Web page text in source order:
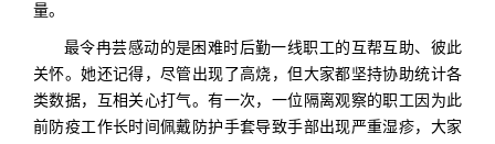
量。
最令冉芸感动的是困难时后勤一线职工的互帮互助、彼此
关怀。她还记得，尽管出现了高烧，但大家都坚持协助统计各
类数据，互相关心打气。有一次，一位隔离观察的职工因为此
前防疫工作长时间佩戴防护手套导致手部出现严重湿疹，大家